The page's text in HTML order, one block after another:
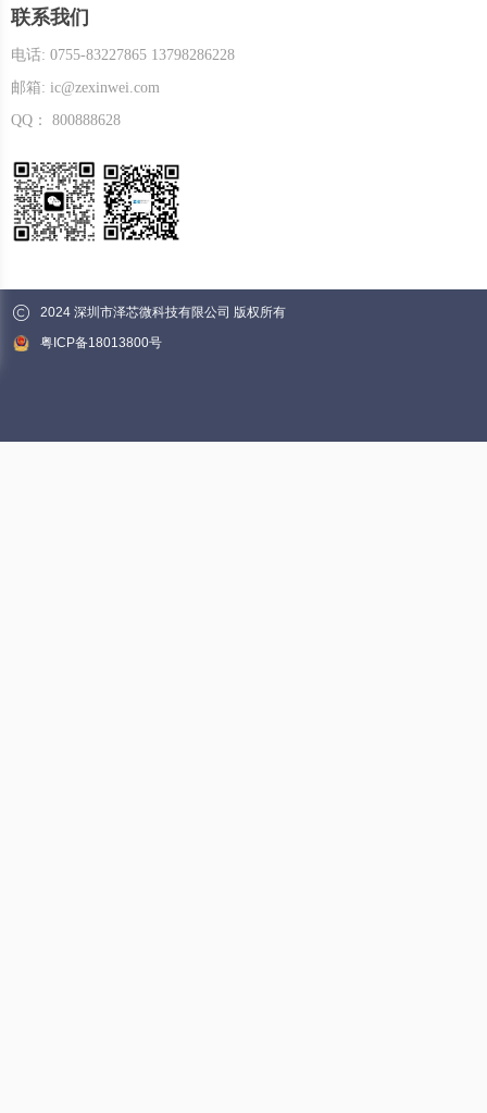
联系我们
电话: 0755-83227865 13798286228
邮箱: ic@zexinwei.com
QQ： 800888628
2024 深圳市泽芯微科技有限公司 版权所有
粤ICP备18013800号